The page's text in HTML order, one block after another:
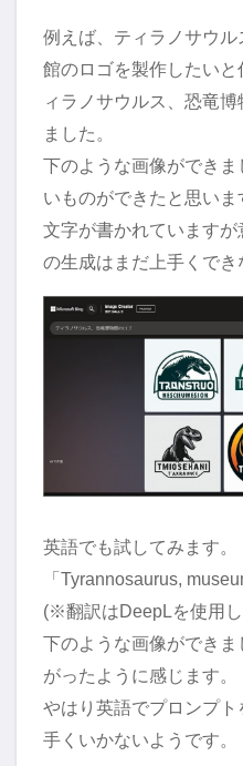
例えば、ティラノサウ
館のロゴを製作したい
ィラノサウルス、恐竜
ました。
下のような画像ができ
いものができたと思い
文字が書かれています
の生成はまだ上手くでき
英語でも試してみます。
「Tyrannosaurus,
(※翻訳はDeepLを使用し
下のような画像ができ
がったように感じます。
やはり英語でプロンプ
手くいかないようです。